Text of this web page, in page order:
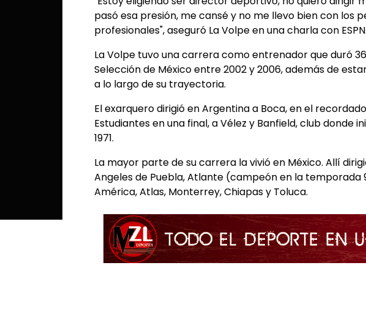
pasó esa presión, me cansé y no me llevo bien con los
profesionales", aseguró La Volpe en una charla con ESPN.
La Volpe tuvo una carrera como entrenador que duró
Selección de México entre 2002 y 2006, además de
a lo largo de su trayectoria.
El exarquero dirigió en Argentina a Boca, en el
Estudiantes en una final, a Vélez y Banfield, club donde
1971.
La mayor parte de su carrera la vivió en México. Allí
Angeles de Puebla, Atlante (campeón en la temporada
América, Atlas, Monterrey, Chiapas y Toluca.